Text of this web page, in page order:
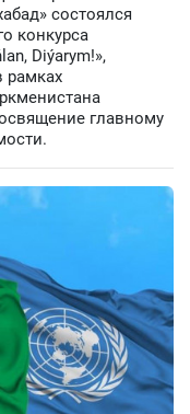
состоялся
конкурса
Diýarym!»,
рамках
главному